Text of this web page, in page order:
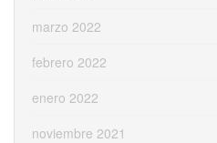
marzo 2022
febrero 2022
enero 2022
noviembre 2021